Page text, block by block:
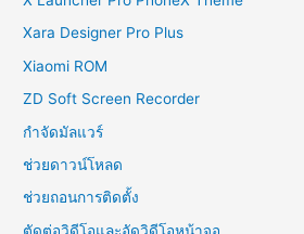
Xara Designer Pro Plus
Xiaomi ROM
ZD Soft Screen Recorder
กำจัดมัลแวร์
ช่วยดาวน์โหลด
ช่วยถอนการติดตั้ง
ตัดต่อวิดีโอและอัดวิดีโอหน้าจอ